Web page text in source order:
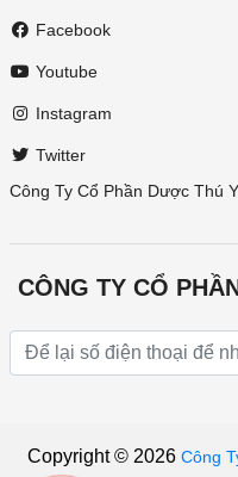
Facebook
Youtube
Instagram
Twitter
Công Ty Cổ Phần Dược Thú
CÔNG TY CỔ
Copyright © 2026 Công